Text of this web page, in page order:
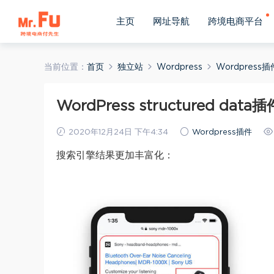
主页 网址导航 跨境电商平台
当前位置： 首页 独立站 Wordpress Wordpress插
WordPress structured data插
2020年12月24日 下午4:34 Wordpress插件
搜索引擎结果更加丰富化：